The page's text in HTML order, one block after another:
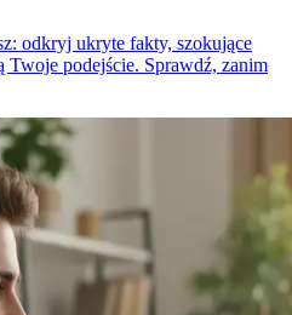
odkryj ukryte fakty, szokujące
Twoje podejście. Sprawdź, zanim